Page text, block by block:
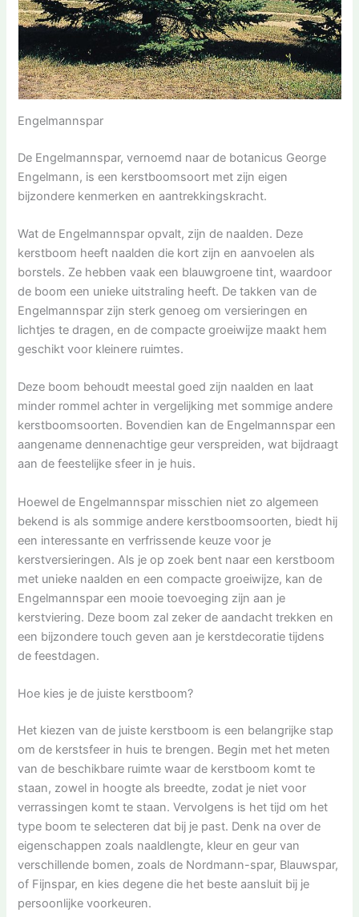
Engelmannspar
De Engelmannspar, vernoemd naar de botanicus George
Engelmann, is een kerstboomsoort met zijn eigen
bijzondere kenmerken en aantrekkingskracht.
Wat de Engelmannspar opvalt, zijn de naalden. Deze
kerstboom heeft naalden die kort zijn en aanvoelen als
borstels. Ze hebben vaak een blauwgroene tint, waardoor
de boom een unieke uitstraling heeft. De takken van de
Engelmannspar zijn sterk genoeg om versieringen en
lichtjes te dragen, en de compacte groeiwijze maakt hem
geschikt voor kleinere ruimtes.
Deze boom behoudt meestal goed zijn naalden en laat
minder rommel achter in vergelijking met sommige andere
kerstboomsoorten. Bovendien kan de Engelmannspar een
aangename dennenachtige geur verspreiden, wat bijdraagt
aan de feestelijke sfeer in je huis.
Hoewel de Engelmannspar misschien niet zo algemeen
bekend is als sommige andere kerstboomsoorten, biedt hij
een interessante en verfrissende keuze voor je
kerstversieringen. Als je op zoek bent naar een kerstboom
met unieke naalden en een compacte groeiwijze, kan de
Engelmannspar een mooie toevoeging zijn aan je
kerstviering. Deze boom zal zeker de aandacht trekken en
een bijzondere touch geven aan je kerstdecoratie tijdens
de feestdagen.
Hoe kies je de juiste kerstboom?
Het kiezen van de juiste kerstboom is een belangrijke stap
om de kerstsfeer in huis te brengen. Begin met het meten
van de beschikbare ruimte waar de kerstboom komt te
staan, zowel in hoogte als breedte, zodat je niet voor
verrassingen komt te staan. Vervolgens is het tijd om het
type boom te selecteren dat bij je past. Denk na over de
eigenschappen zoals naaldlengte, kleur en geur van
verschillende bomen, zoals de Nordmann-spar, Blauwspar,
of Fijnspar, en kies degene die het beste aansluit bij je
persoonlijke voorkeuren.